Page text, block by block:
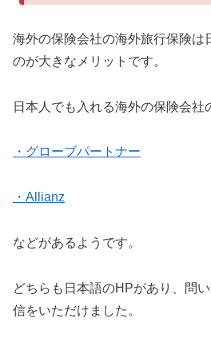
海外の保険会社の海外旅行保険は
のが大きなメリットです。
日本人でも入れる海外の保険会社
・グローブパートナー
・Allianz
などがあるようです。
どちらも日本語のHPがあり、問
信をいただけました。